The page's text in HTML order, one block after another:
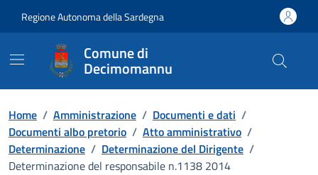
Regione Autonoma della Sardegna
Comune di
Decimomannu
Home / Amministrazione / Documenti e dati /
Documenti albo pretorio / Atto amministrativo /
Determinazione / Determinazione del Dirigente /
Determinazione del responsabile n.1138 2014